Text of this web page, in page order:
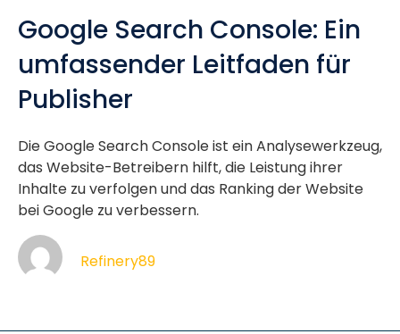
Google Search Console: Ein
umfassender Leitfaden für
Publisher
Die Google Search Console ist ein Analysewerkzeug,
das Website-Betreibern hilft, die Leistung ihrer
Inhalte zu verfolgen und das Ranking der Website
bei Google zu verbessern.
Refinery89